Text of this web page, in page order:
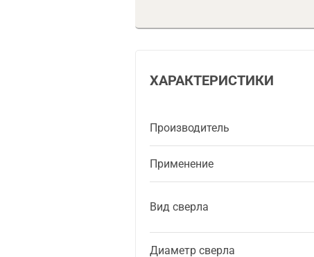
ХАРАКТЕРИСТИКИ
Производитель
Применение
Вид сверла
Диаметр сверла